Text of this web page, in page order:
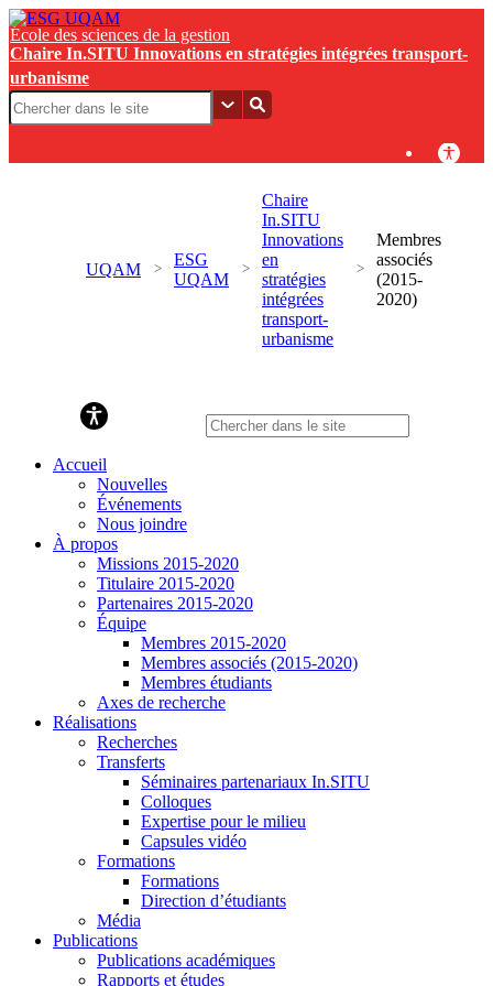
École des sciences de la gestion
Chaire In.SITU Innovations en stratégies intégrées transport-
urbanisme
UQAM
ESG
UQAM
Chaire
In.SITU
Innovations
en
stratégies
intégrées
transport-
urbanisme
Membres
associés
(2015-
2020)
Accueil
Nouvelles
Événements
Nous joindre
À propos
Missions 2015-2020
Titulaire 2015-2020
Partenaires 2015-2020
Équipe
Membres 2015-2020
Membres associés (2015-2020)
Membres étudiants
Axes de recherche
Réalisations
Recherches
Transferts
Séminaires partenariaux In.SITU
Colloques
Expertise pour le milieu
Capsules vidéo
Formations
Formations
Direction d’étudiants
Média
Publications
Publications académiques
Rapports et études